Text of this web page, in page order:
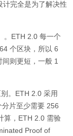
完全是为了解决性
。ETH 2.0 每一个
个区块，所以 6
则更短，一般 1
。ETH 2.0 采用
片至少需要 256
算，ETH 2.0 需验
Proof of